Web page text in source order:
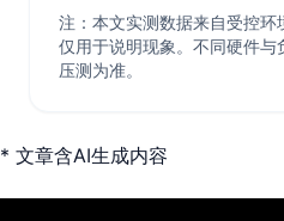
注：本文实测数据来自受控
仅用于说明现象。不同硬件
压测为准。
* 文章含AI生成内容